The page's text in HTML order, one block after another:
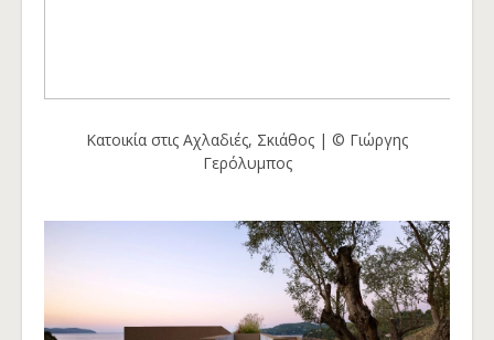
Κατοικία στις Αχλαδιές, Σκιάθος | © Γιώργης
Γερόλυμπος